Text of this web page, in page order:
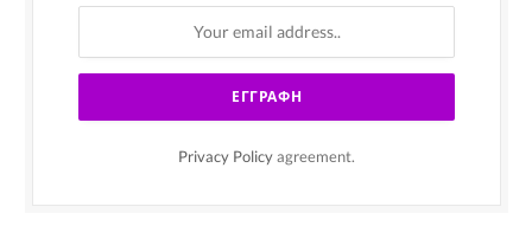
Privacy Policy agreement.